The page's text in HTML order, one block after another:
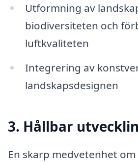
Utformning av
biodiversiteten och
luftkvaliteten
Integrering av
landskapsdesignen
3. Hållbar
En skarp medvetenhet